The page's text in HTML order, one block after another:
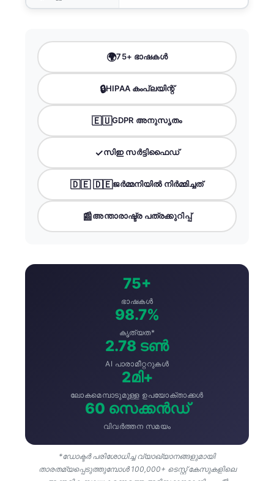
🌍75+ ഭാഷകൾ
🔒HIPAA കംപ്ലയിന്റ്
🇪🇺GDPR അനുസൃതം
✓സിഇ സർട്ടിഫൈഡ്
🇩🇪 🇩🇪ജർമ്മനിയിൽ നിർമ്മിച്ചത്
📰അന്താരാഷ്ട്ര പത്രക്കുറിപ്പ്
75+
ഭാഷകൾ
98.7%
കൃത്യത*
2.78 ടൺ
AI പാരാമീറ്ററുകൾ
2മി+
ലോകമെമ്പാടുമുള്ള ഉപയോക്താക്കൾ
60 സെക്കൻഡ്
വിവർത്തന സമയം
*ഡോക്ടർ പരിശോധിച്ച വ്യാഖ്യാനങ്ങളുമായി
താരതമ്യപ്പെടുത്തുമ്പോൾ 100,000+ ടെസ്റ്റ് കേസുകളിലെ